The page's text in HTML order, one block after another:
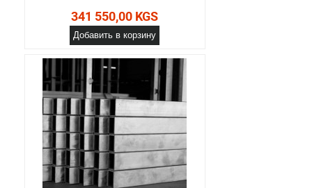
341 550,00 KGS
Добавить в корзину